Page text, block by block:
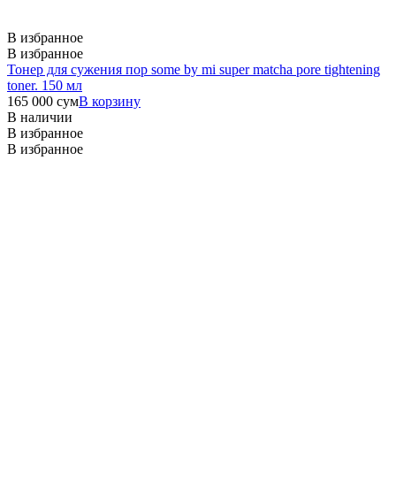
В избранное
В избранное
Тонер для сужения пор some by mi super matcha pore tightening
toner. 150 мл
165 000 сумВ корзину
В наличии
В избранное
В избранное